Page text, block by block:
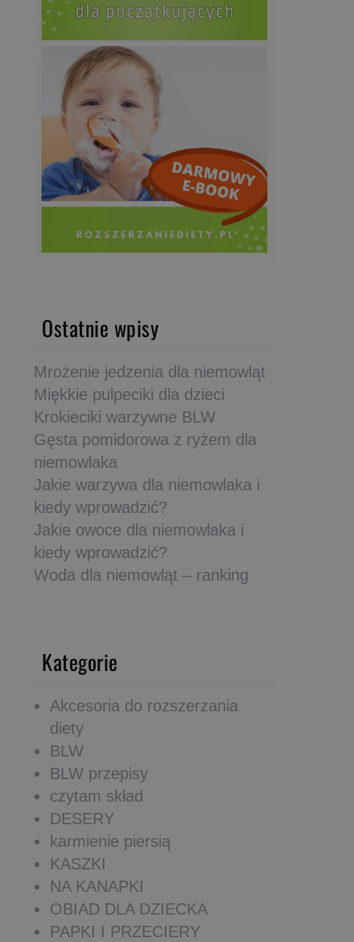
Ostatnie wpisy
Mrożenie jedzenia dla niemowląt
Miękkie pulpeciki dla dzieci
Krokieciki warzywne BLW
Gęsta pomidorowa z ryżem dla
niemowlaka
Jakie warzywa dla niemowlaka i
kiedy wprowadzić?
Jakie owoce dla niemowlaka i
kiedy wprowadzić?
Woda dla niemowląt – ranking
Kategorie
Akcesoria do rozszerzania
diety
BLW
BLW przepisy
czytam skład
DESERY
karmienie piersią
KASZKI
NA KANAPKI
OBIAD DLA DZIECKA
PAPKI I PRZECIERY